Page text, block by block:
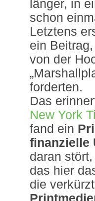
länger, in
schon
Letztens
ein
von der
forderten.
Das
New York
fand ein
finanzielle
daran
das hier
die